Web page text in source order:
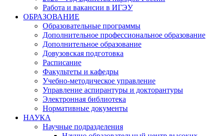
Работа и вакансии в ИГЭУ
ОБРАЗОВАНИЕ
Образовательные программы
Дополнительное профессиональное образование
Дополнительное образование
Довузовская подготовка
Расписание
Факультеты и кафедры
Учебно-методическое управление
Управление аспирантуры и докторантуры
Электронная библиотека
Нормативные документы
НАУКА
Научные подразделения